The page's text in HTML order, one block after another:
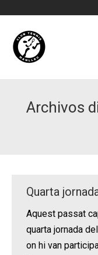
Archivos
Quarta
Aquest passat
quarta jornada
on hi van